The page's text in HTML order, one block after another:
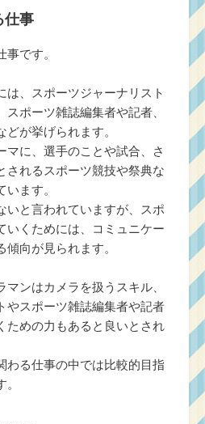
仕事
です。
は、スポーツジャーナリスト
ポーツ雑誌編集者や記者、
が挙げられます。
マに、選手のことや試合、さ
されるスポーツ競技や祭典な
ます。
いと言われていますが、スポ
いくためには、コミュニケー
向が見られます。
ンはカメラを扱うスキル、
やスポーツ雑誌編集者や記者
ための力もあると良いとされ
わる仕事の中では比較的目指